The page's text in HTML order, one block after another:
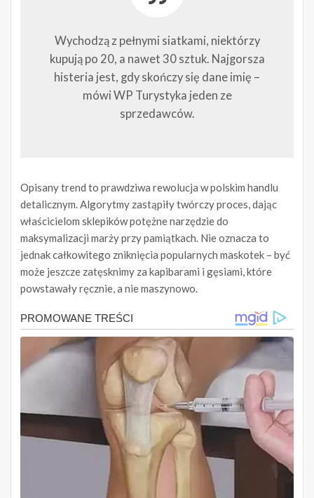
Wychodzą z pełnymi siatkami, niektórzy
kupują po 20, a nawet 30 sztuk. Najgorsza
histeria jest, gdy skończy się dane imię –
mówi WP Turystyka jeden ze
sprzedawców.
Opisany trend to prawdziwa rewolucja w polskim handlu
detalicznym. Algorytmy zastąpiły twórczy proces, dając
właścicielom sklepików potężne narzędzie do
maksymalizacji marży przy pamiątkach. Nie oznacza to
jednak całkowitego zniknięcia popularnych maskotek – być
może jeszcze zatęsknimy za kapibarami i gęsiami, które
powstawały ręcznie, a nie maszynowo.